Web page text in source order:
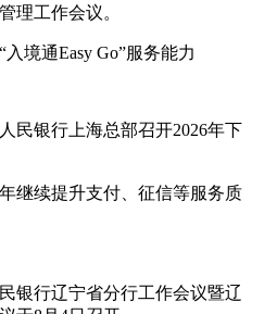
理工作会议。
境通Easy Go”服务能力
民银行上海总部召开2026年下
继续提升支付、征信等服务质
银行辽宁省分行工作会议暨辽